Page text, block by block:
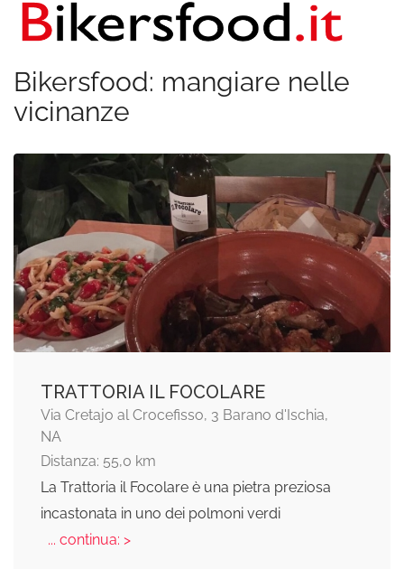
Bikersfood: mangiare nelle
vicinanze
TRATTORIA IL FOCOLARE
Via Cretajo al Crocefisso, 3 Barano d'Ischia,
NA
Distanza: 55,0 km
La Trattoria il Focolare è una pietra preziosa
incastonata in uno dei polmoni verdi
... continua: >